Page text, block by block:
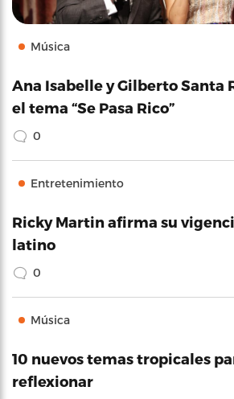
Música
Ana Isabelle y Gilberto Santa
el tema “Se Pasa Rico”
0
Entretenimiento
Ricky Martin afirma su
latino
0
Música
10 nuevos temas tropicales
reflexionar